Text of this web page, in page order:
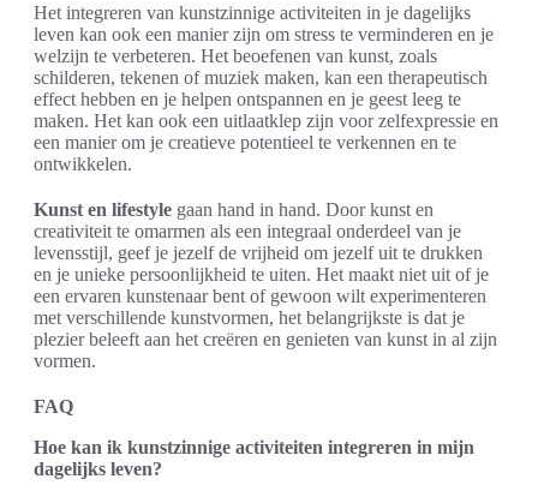
Het integreren van kunstzinnige activiteiten in je dagelijks
leven kan ook een manier zijn om stress te verminderen en je
welzijn te verbeteren. Het beoefenen van kunst, zoals
schilderen, tekenen of muziek maken, kan een therapeutisch
effect hebben en je helpen ontspannen en je geest leeg te
maken. Het kan ook een uitlaatklep zijn voor zelfexpressie en
een manier om je creatieve potentieel te verkennen en te
ontwikkelen.
Kunst en lifestyle gaan hand in hand. Door kunst en
creativiteit te omarmen als een integraal onderdeel van je
levensstijl, geef je jezelf de vrijheid om jezelf uit te drukken
en je unieke persoonlijkheid te uiten. Het maakt niet uit of je
een ervaren kunstenaar bent of gewoon wilt experimenteren
met verschillende kunstvormen, het belangrijkste is dat je
plezier beleeft aan het creëren en genieten van kunst in al zijn
vormen.
FAQ
Hoe kan ik kunstzinnige activiteiten integreren in mijn
dagelijks leven?